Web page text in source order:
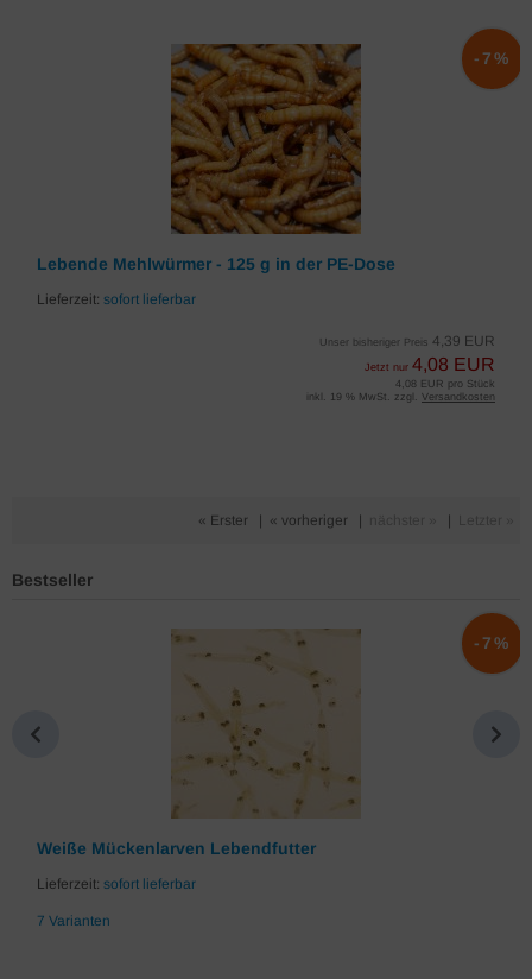
Lebende Mehlwürmer - 125 g in der PE-Dose
Lieferzeit: sofort lieferbar
Unser bisheriger Preis 4,39 EUR
Jetzt nur 4,08 EUR
-7%
4,08 EUR pro Stück
inkl. 19 % MwSt. zzgl. Versandkosten
« Erster « vorheriger
Bestseller
Weiße Mückenlarven Lebendfutter
Lieferzeit: sofort lieferbar
7 Varianten
-7%